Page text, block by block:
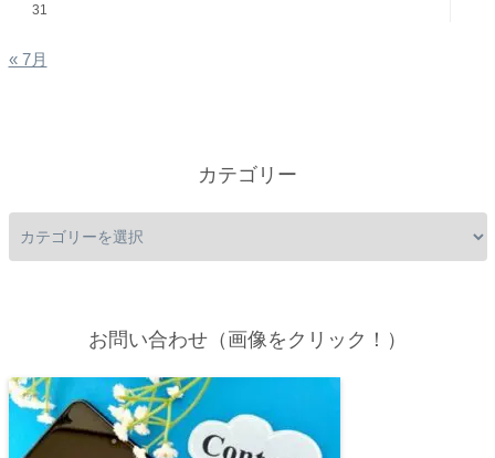
31
« 7月
カテゴリー
お問い合わせ（画像をクリック！）